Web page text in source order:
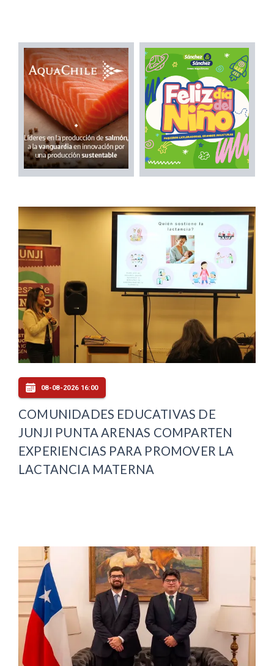
08-08-2026 16:00
COMUNIDADES EDUCATIVAS DE
JUNJI PUNTA ARENAS COMPARTEN
EXPERIENCIAS PARA PROMOVER LA
LACTANCIA MATERNA